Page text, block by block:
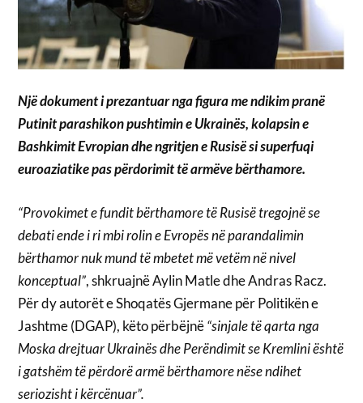
Një dokument i prezantuar nga figura me ndikim pranë
Putinit parashikon pushtimin e Ukrainës, kolapsin e
Bashkimit Evropian dhe ngritjen e Rusisë si superfuqi
euroaziatike pas përdorimit të armëve bërthamore.
“Provokimet e fundit bërthamore të Rusisë tregojnë se
debati ende i ri mbi rolin e Evropës në parandalimin
bërthamor nuk mund të mbetet më vetëm në nivel
konceptual”, shkruajnë Aylin Matle dhe Andras Racz.
Për dy autorët e Shoqatës Gjermane për Politikën e
Jashtme (DGAP), këto përbëjnë“sinjale të qarta nga
Moska drejtuar Ukrainës dhe Perëndimit se Kremlini është
i gatshëm të përdorë armë bërthamore nëse ndihet
seriozisht i kërcënuar”.